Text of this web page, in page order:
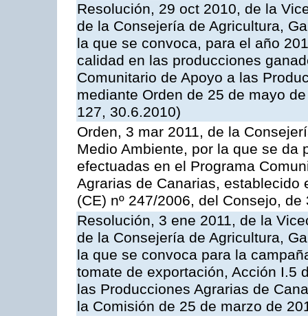
Resolución, 29 oct 2010, de la
de la Consejería de Agricultura,
la que se convoca, para el año
calidad en las producciones
Comunitario de Apoyo a las
mediante Orden de 25 de mayo
127, 30.6.2010)
Orden, 3 mar 2011, de la
Medio Ambiente, por la que se da
efectuadas en el Programa
Agrarias de Canarias,
(CE) nº 247/2006, del Consejo,
Resolución, 3 ene 2011, de la
de la Consejería de Agricultura,
la que se convoca para la
tomate de exportación, Acción I.5
las Producciones Agrarias de
la Comisión de 25 de marzo de